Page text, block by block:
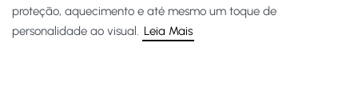
proteção, aquecimento e até mesmo um toque de
personalidade ao visual. Leia Mais